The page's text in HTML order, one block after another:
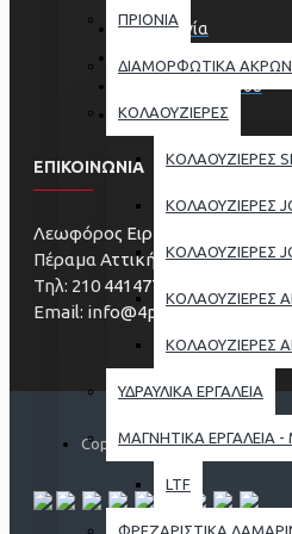
ΠΡΙΟΝΙΑ
ΔΙΑΜΟΡΦΩΤΙΚΑ
ΚΟΛΑΟΥΖΙΕΡΕΣ
ΚΟΛΑΟΥΖΙΕΡΕΣ
ΚΟΛΑΟΥΖΙΕΡΕΣ
ΚΟΛΑΟΥΖΙΕΡΕΣ
ΚΟΛΑΟΥΖΙΕΡΕΣ
ΚΟΛΑΟΥΖΙΕΡΕΣ
ΥΔΡΑΥΛΙΚΑ ΕΡΓΑΛΕΙΑ
ΜΑΓΝΗΤΙΚΑ ΕΡΓΑΛΕΙΑ
LTF
ΦΡΕΖΑΡΙΣΤΙΚΑ
Επικοινωνία
Επιστροφές
Χάρτης Ιστοχώρου
Κατασκευαστές
ΕΠΙΚΟΙΝΩΝΙΑ
Λεωφόρος Ειρήνης 273
Πέραμα Αττικής, ΤΚ 18863
Τηλ: 210 4414773 & 210 4414774
Email: info@4pro.com.gr
Copyright © 2020, με